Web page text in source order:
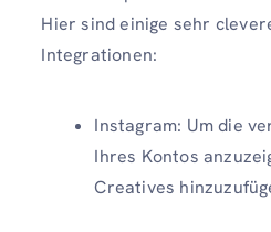
Hier sind einige sehr
Integrationen:
Instagram: Um die
Ihres Kontos
Creatives